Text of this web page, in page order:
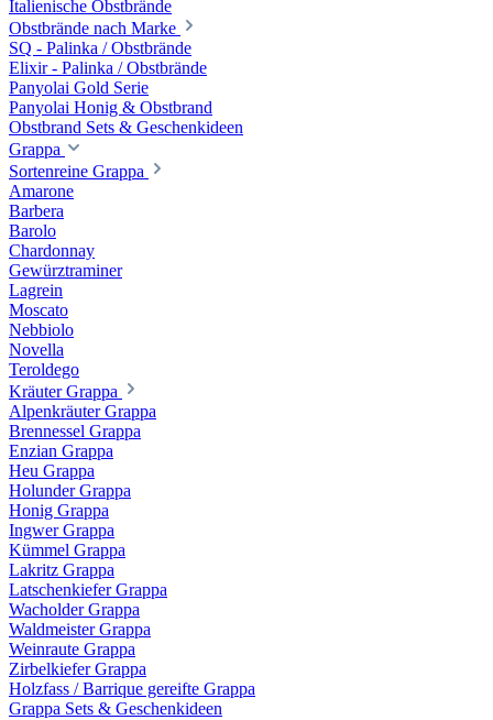
Italienische Obstbrände
Obstbrände nach Marke
SQ - Palinka / Obstbrände
Elixir - Palinka / Obstbrände
Panyolai Gold Serie
Panyolai Honig & Obstbrand
Obstbrand Sets & Geschenkideen
Grappa
Sortenreine Grappa
Amarone
Barbera
Barolo
Chardonnay
Gewürztraminer
Lagrein
Moscato
Nebbiolo
Novella
Teroldego
Kräuter Grappa
Alpenkräuter Grappa
Brennessel Grappa
Enzian Grappa
Heu Grappa
Holunder Grappa
Honig Grappa
Ingwer Grappa
Kümmel Grappa
Lakritz Grappa
Latschenkiefer Grappa
Wacholder Grappa
Waldmeister Grappa
Weinraute Grappa
Zirbelkiefer Grappa
Holzfass / Barrique gereifte Grappa
Grappa Sets & Geschenkideen